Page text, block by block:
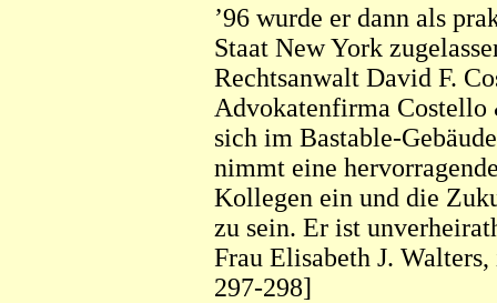
’96 wurde er dann als
Staat New York
Rechtsanwalt David F.
Advokatenfirma Costello
sich im Bastable-
nimmt eine
Kollegen ein und die
zu sein. Er ist
Frau Elisabeth J.
297-298]